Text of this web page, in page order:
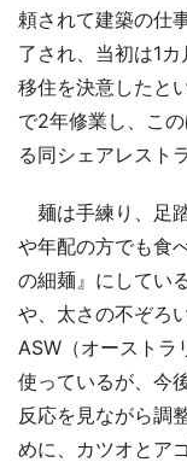
頼されて建築の仕
了され、当初は1
移住を決意したと
で2年修業し、こ
る同シェアレスト
麺は手練り、足
や年配の方でも食
の細麺』にしてい
や、太さの不ぞろ
ASW（オーストラ
使っているが、今
反応を見ながら調
めに、カツオとア